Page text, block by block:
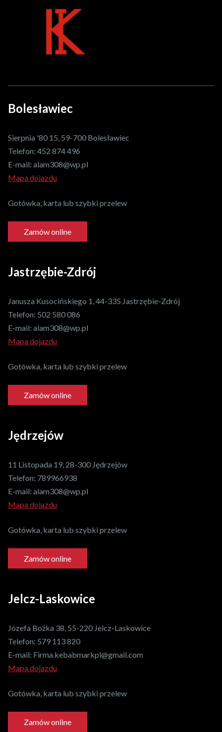
Bolesławiec
Sierpnia '80 15, 59-700 Bolesławiec
Telefon: 452 874 496
E-mail: alam308@wp.pl
Mapa dojazdu
Gotówka, karta lub szybki przelew
Zamów online
Jastrzębie-Zdrój
Janusza Kusocińskiego 1, 44-335 Jastrzębie-Zdrój
Telefon: 502 580 086
E-mail: alam308@wp.pl
Mapa dojazdu
Gotówka, karta lub szybki przelew
Zamów online
Jędrzejów
11 Listopada 19, 28-300 Jędrzejów
Telefon: 789966938
E-mail: alam308@wp.pl
Mapa dojazdu
Gotówka, karta lub szybki przelew
Zamów online
Jelcz-Laskowice
Józefa Bożka 38, 55-220 Jelcz-Laskowice
Telefon: 579 113 820
E-mail: Firma.kebabmarkpl@gmail.com
Mapa dojazdu
Gotówka, karta lub szybki przelew
Zamów online